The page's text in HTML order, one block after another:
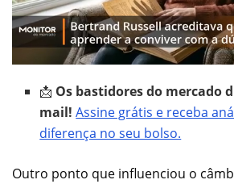
📩 Os bastidores do mercado
mail! Assine grátis e receba
diferença no seu bolso.
Outro ponto que influenciou o